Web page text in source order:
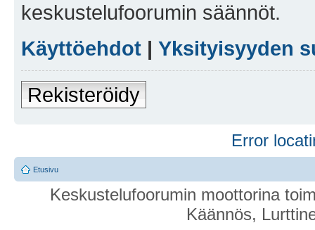
keskustelufoorumin säännöt.
Käyttöehdot | Yksityisyyden
Rekisteröidy
Error
Etusivu
Keskustelufoorumin moottorina
Käännös,